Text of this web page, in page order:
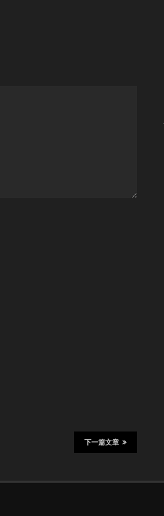
下一篇文章